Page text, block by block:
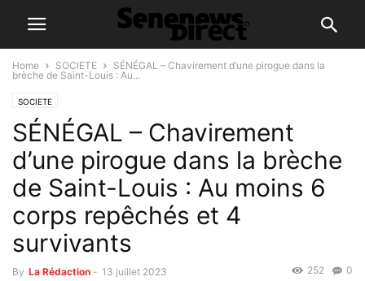
Home SOCIETE
SÉNÉGAL – Chavirement d’une pirogue dans la
brèche de Saint-Louis : Au...
SOCIETE
SÉNÉGAL – Chavirement
d’une pirogue dans la brèche
de Saint-Louis : Au moins 6
corps repêchés et 4
survivants
By La Rédaction - 13 juillet 2023 0
252